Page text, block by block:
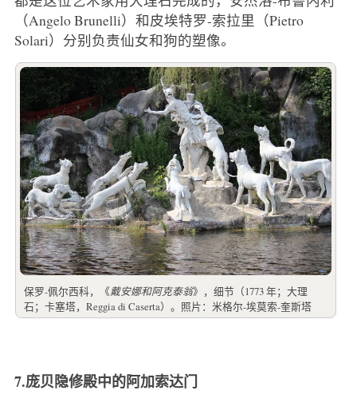
（Angelo Brunelli）和皮埃特罗-索拉里（Pietro
Solari）分别负责仙女和狗的塑像。
保罗-佩尔西科，《戴安娜和阿克泰翁》，细节（1773 年；大理
石；卡塞塔，Reggia di Caserta）。照片：米格尔-埃莫索-奎斯塔
7.庞贝隐修殿中的阿加索达门